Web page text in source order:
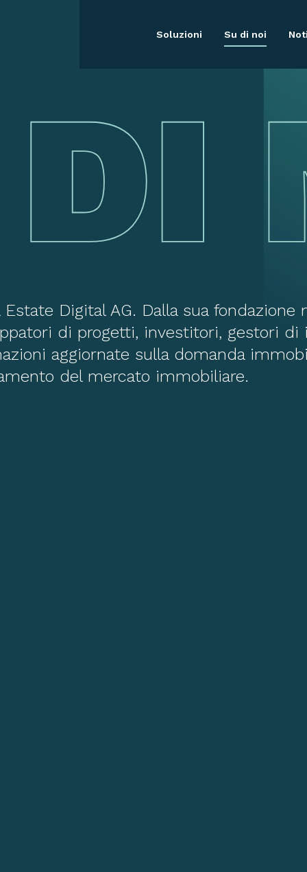
Soluzioni Su di noi
Digital AG. Dalla sua fondazione
di progetti, investitori, gestori di
aggiornate sulla domanda
del mercato immobiliare.